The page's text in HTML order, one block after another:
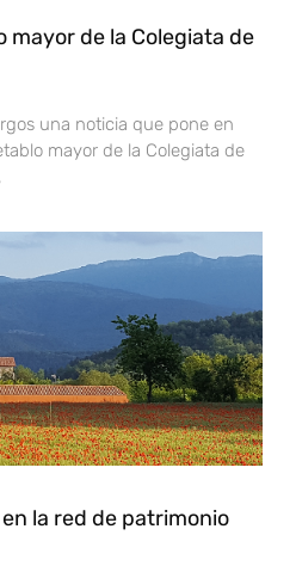
mayor de la Colegiata de
una noticia que pone en
mayor de la Colegiata de
la red de patrimonio